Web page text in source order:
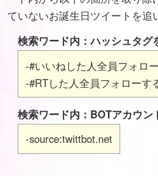
ていないお誕生日ツイートを追
検索ワード内：ハッシュタグ
-#いいねした人全員フォロ
-#RTした人全員フォローす
検索ワード内：BOTアカウン
-source:twittbot.net